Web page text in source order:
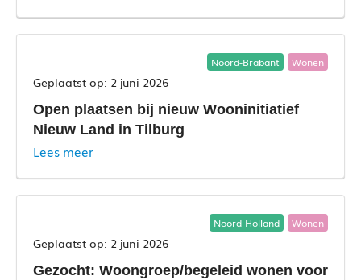
Noord-Brabant Wonen
2 juni 2026
Open plaatsen bij nieuw Wooninitiatief
Nieuw Land in Tilburg
Lees meer
Noord-Holland Wonen
2 juni 2026
Gezocht: Woongroep/begeleid wonen voor